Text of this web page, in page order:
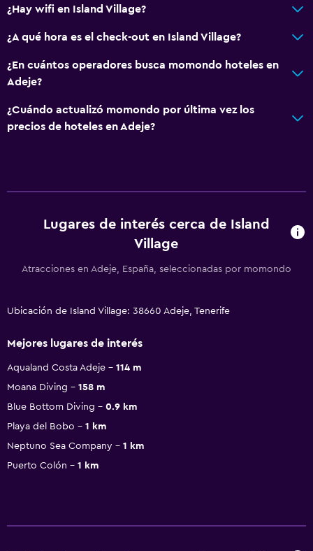
¿Hay wifi en Island Village?
¿A qué hora es el check-out en Island Village?
¿En cuántos operadores busca momondo hoteles en
Adeje?
¿Cuándo actualizó momondo por última vez los
precios de hoteles en Adeje?
Lugares de interés cerca de Island
Village
Atracciones en Adeje, España, seleccionadas por momondo
Ubicación de Island Village: 38660 Adeje, Tenerife
Mejores lugares de interés
Aqualand Costa Adeje
114 m
Moana Diving
158 m
Blue Bottom Diving
0.9 km
Playa del Bobo
1 km
Neptuno Sea Company
1 km
Puerto Colón
1 km